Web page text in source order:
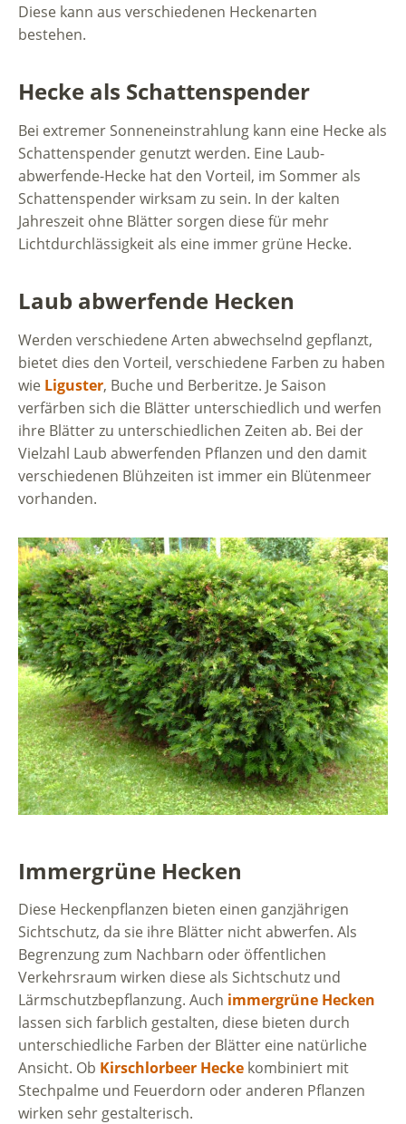
Diese kann aus verschiedenen Heckenarten
bestehen.
Hecke als Schattenspender
Bei extremer Sonneneinstrahlung kann eine Hecke als
Schattenspender genutzt werden. Eine Laub-
abwerfende-Hecke hat den Vorteil, im Sommer als
Schattenspender wirksam zu sein. In der kalten
Jahreszeit ohne Blätter sorgen diese für mehr
Lichtdurchlässigkeit als eine immer grüne Hecke.
Laub abwerfende Hecken
Werden verschiedene Arten abwechselnd gepflanzt,
bietet dies den Vorteil, verschiedene Farben zu haben
wie Liguster, Buche und Berberitze. Je Saison
verfärben sich die Blätter unterschiedlich und werfen
ihre Blätter zu unterschiedlichen Zeiten ab. Bei der
Vielzahl Laub abwerfenden Pflanzen und den damit
verschiedenen Blühzeiten ist immer ein Blütenmeer
vorhanden.
Immergrüne Hecken
Diese Heckenpflanzen bieten einen ganzjährigen
Sichtschutz, da sie ihre Blätter nicht abwerfen. Als
Begrenzung zum Nachbarn oder öffentlichen
Verkehrsraum wirken diese als Sichtschutz und
Lärmschutzbepflanzung. Auch immergrüne Hecken
lassen sich farblich gestalten, diese bieten durch
unterschiedliche Farben der Blätter eine natürliche
Ansicht. Ob Kirschlorbeer Hecke kombiniert mit
Stechpalme und Feuerdorn oder anderen Pflanzen
wirken sehr gestalterisch.